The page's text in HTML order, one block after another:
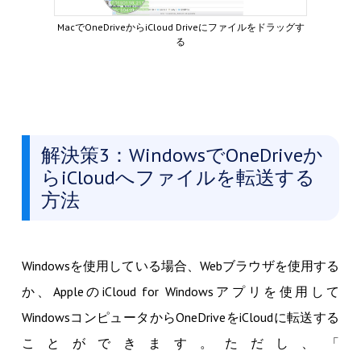
MacでOneDriveからiCloud Driveにファイルをドラッグす
る
解決策3：WindowsでOneDriveか
らiCloudへファイルを転送する
方法
Windowsを使用している場合、Webブラウザを使用する
か、AppleのiCloud for Windowsアプリを使用して
WindowsコンピュータからOneDriveをiCloudに転送する
ことができます。ただし、「